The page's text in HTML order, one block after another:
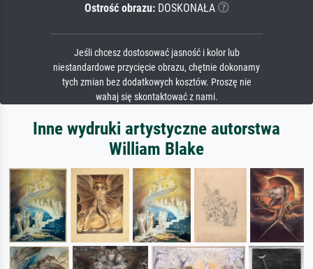
Ostrość obrazu:DOSKONAŁA
Jeśli chcesz dostosować jasność i kolor lub
niestandardowe przycięcie obrazu, chętnie dokonamy
tych zmian bez dodatkowych kosztów. Proszę nie
wahaj się skontaktować z nami.
Inne wydruki artystyczne autorstwa
William Blake